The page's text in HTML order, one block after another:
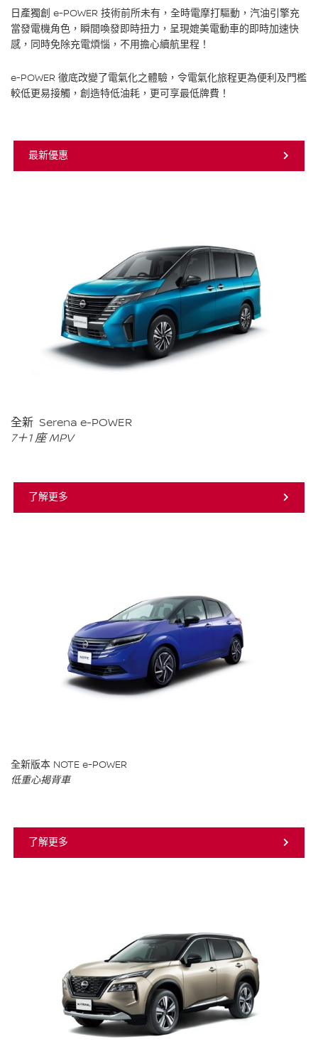
日產獨創 e-POWER 技術前所未有，全時電摩打驅動，汽油引擎充
當發電機角色，瞬間喚發即時扭力，呈現媲美電動車的即時加速快
感，同時免除充電煩惱，不用擔心續航里程！
e-POWER 徹底改變了電氣化之體驗，令電氣化旅程更為便利及門檻
較低更易接觸，創造特低油耗，更可享最低牌費！
最新優惠
全新 Serena e-POWER
7＋1 座 MPV
了解更多
全新版本 NOTE e-POWER
低重心揭背車
了解更多